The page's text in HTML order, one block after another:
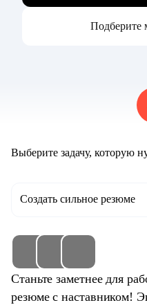
Подберите
Выберите задачу, которую
Создать сильное резюме
Станьте заметнее для
резюме с наставником!